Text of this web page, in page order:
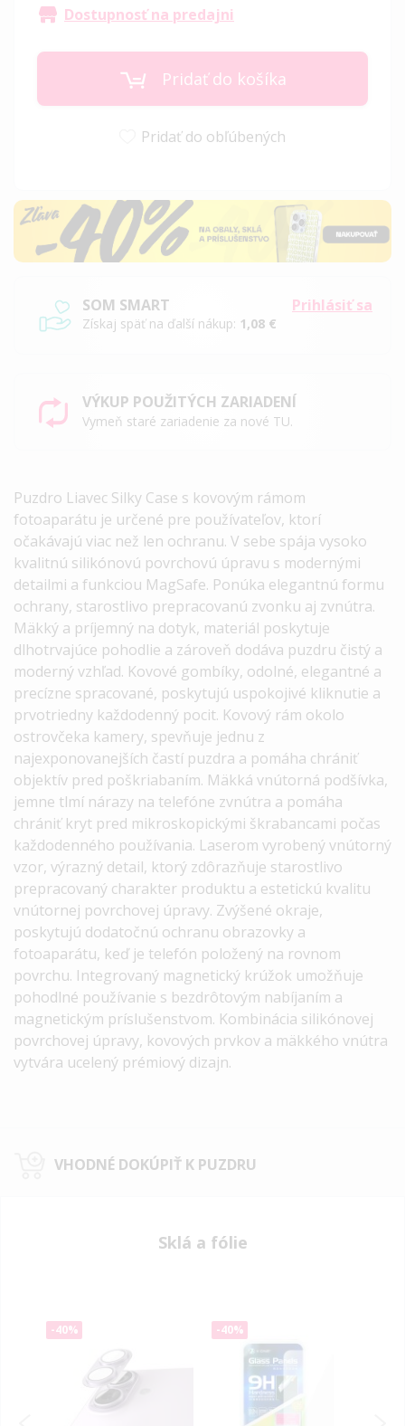
Dostupnosť na predajni
Pridať do košíka
Pridať do obľúbených
Prihlásiť sa
SOM SMART
Získaj späť na ďalší nákup: 1,08 €
VÝKUP POUŽITÝCH ZARIADENÍ
Vymeň staré zariadenie za nové TU.
Puzdro Liavec Silky Case s kovovým rámom
fotoaparátu je určené pre používateľov, ktorí
očakávajú viac než len ochranu. V sebe spája vysoko
kvalitnú silikónovú povrchovú úpravu s modernými
detailmi a funkciou MagSafe. Ponúka elegantnú formu
ochrany, starostlivo prepracovanú zvonku aj zvnútra.
Mäkký a príjemný na dotyk, materiál poskytuje
dlhotrvajúce pohodlie a zároveň dodáva puzdru čistý a
moderný vzhľad. Kovové gombíky, odolné, elegantné a
precízne spracované, poskytujú uspokojivé kliknutie a
prvotriedny každodenný pocit. Kovový rám okolo
ostrovčeka kamery, spevňuje jednu z
najexponovanejších častí puzdra a pomáha chrániť
objektív pred poškriabaním. Mäkká vnútorná podšívka,
jemne tlmí nárazy na telefóne zvnútra a pomáha
chrániť kryt pred mikroskopickými škrabancami počas
každodenného používania. Laserom vyrobený vnútorný
vzor, výrazný detail, ktorý zdôrazňuje starostlivo
prepracovaný charakter produktu a estetickú kvalitu
vnútornej povrchovej úpravy. Zvýšené okraje,
poskytujú dodatočnú ochranu obrazovky a
fotoaparátu, keď je telefón položený na rovnom
povrchu. Integrovaný magnetický krúžok umožňuje
pohodlné používanie s bezdrôtovým nabíjaním a
magnetickým príslušenstvom. Kombinácia silikónovej
povrchovej úpravy, kovových prvkov a mäkkého vnútra
vytvára ucelený prémiový dizajn.
VHODNÉ DOKÚPIŤ K PUZDRU
Sklá a fólie
-40% -40%